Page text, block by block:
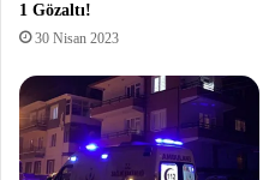
1 Gözaltı!
30 Nisan 2023